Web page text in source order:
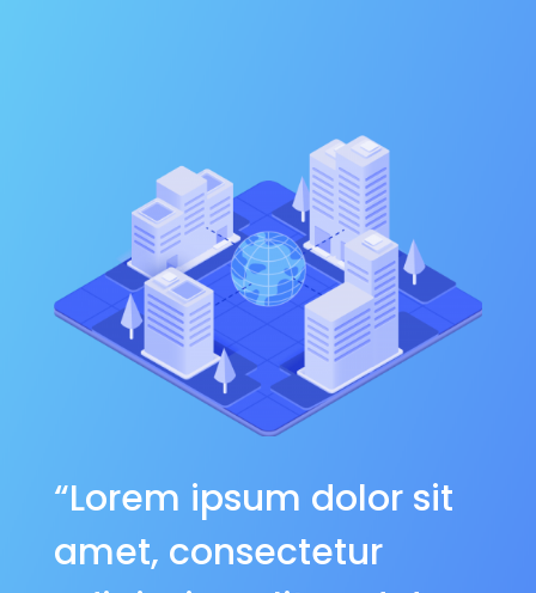
“Lorem ipsum dolor sit
amet, consectetur